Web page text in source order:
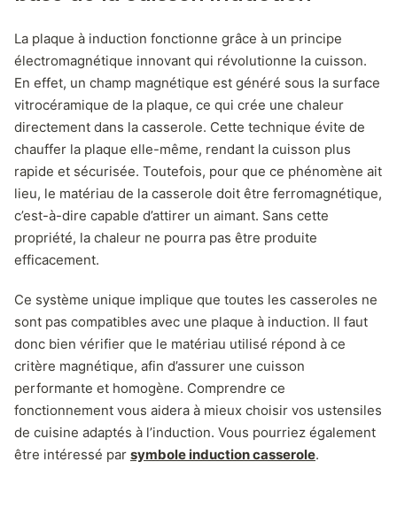
La plaque à induction fonctionne grâce à un principe
électromagnétique innovant qui révolutionne la cuisson.
En effet, un champ magnétique est généré sous la surface
vitrocéramique de la plaque, ce qui crée une chaleur
directement dans la casserole. Cette technique évite de
chauffer la plaque elle-même, rendant la cuisson plus
rapide et sécurisée. Toutefois, pour que ce phénomène ait
lieu, le matériau de la casserole doit être ferromagnétique,
c’est-à-dire capable d’attirer un aimant. Sans cette
propriété, la chaleur ne pourra pas être produite
efficacement.
Ce système unique implique que toutes les casseroles ne
sont pas compatibles avec une plaque à induction. Il faut
donc bien vérifier que le matériau utilisé répond à ce
critère magnétique, afin d’assurer une cuisson
performante et homogène. Comprendre ce
fonctionnement vous aidera à mieux choisir vos ustensiles
de cuisine adaptés à l’induction. Vous pourriez également
être intéressé par symbole induction casserole.